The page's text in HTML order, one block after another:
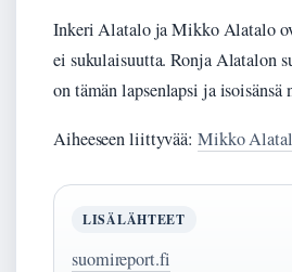
Inkeri Alatalo ja Mikko Alatalo
ei sukulaisuutta. Ronja Alatalon
on tämän lapsenlapsi ja
Aiheeseen liittyvää: Mikko
LISÄLÄHTEET
suomireport.fi